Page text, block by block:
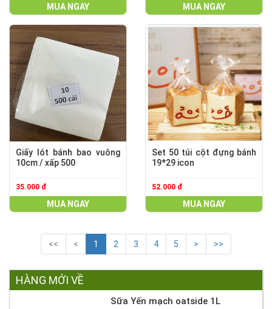
MUA NGAY MUA NGAY
Giấy lót bánh bao vuông
10cm / xấp 500
35.000 đ
MUA NGAY
Set 50 túi cột đựng bánh
19*29 icon
52.000 đ
MUA NGAY
<< < 1 2 3 4 5 > >>
HÀNG MỚI VỀ
Sữa Yến mạch oatside 1L